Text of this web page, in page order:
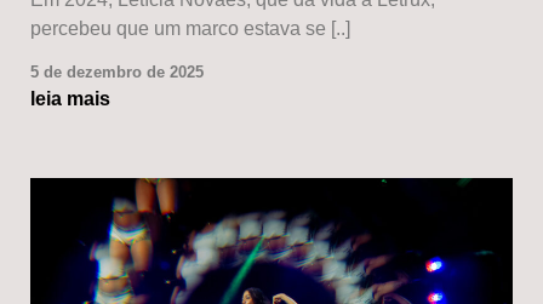
percebeu que um marco estava se [..]
5 de dezembro de 2025
leia mais